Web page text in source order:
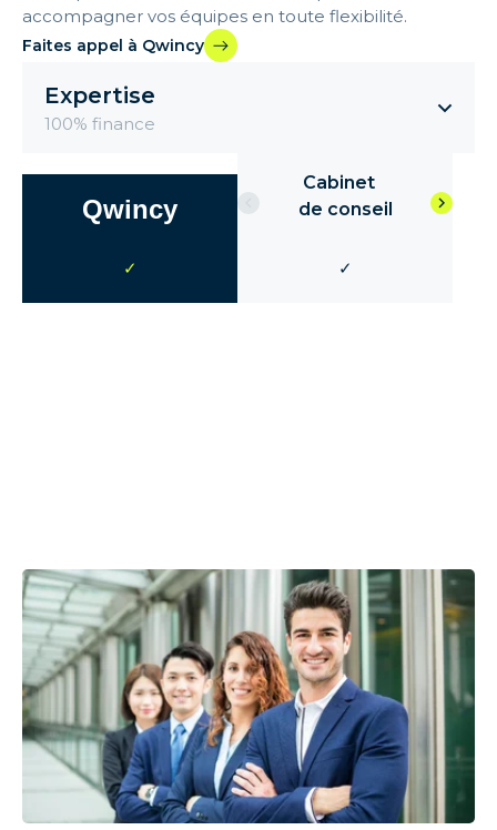
accompagner vos équipes en toute flexibilité.
Faites appel à Qwincy
Expertise
100% finance
Qwincy
✓
Cabinet
de conseil
✓